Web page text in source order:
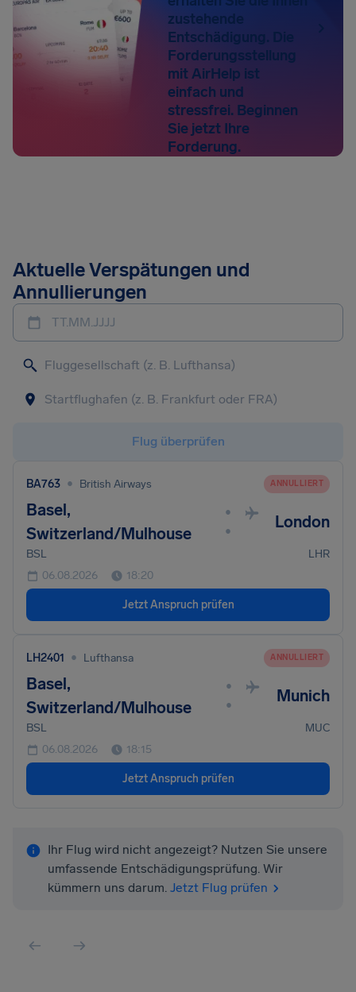
zustehende
Entschädigung. Die
Forderungsstellung
mit AirHelp ist
einfach und
stressfrei. Beginnen
Sie jetzt Ihre
Forderung.
Aktuelle Verspätungen und
Annullierungen
TT.MM.JJJJ
Flug überprüfen
BA763 • British Airways ANNULLIERT
Basel,
Switzerland/Mulhouse
•
•
London
BSL
LHR
06.08.2026
18:20
Jetzt Anspruch prüfen
LH2401 • Lufthansa ANNULLIERT
Basel,
Switzerland/Mulhouse
•
•
Munich
BSL
MUC
06.08.2026
18:15
Jetzt Anspruch prüfen
Ihr Flug wird nicht angezeigt? Nutzen Sie unsere
umfassende Entschädigungsprüfung. Wir
kümmern uns darum. Jetzt Flug prüfen